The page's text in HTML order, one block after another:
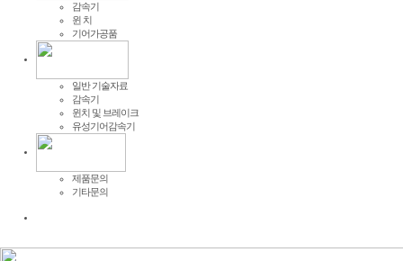
감속기
윈 치
기어가공품
일반 기술자료
감속기
윈치 및 브레이크
유성기어감속기
제품문의
기타문의